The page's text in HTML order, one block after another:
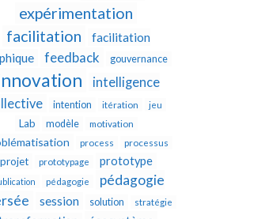
expérimentation
facilitation
facilitation
feedback gouvernance
intelligence
intention itération jeu
Lab modèle motivation
process processus
projet prototypage prototype
pédagogie
pédagogie
session solution stratégie